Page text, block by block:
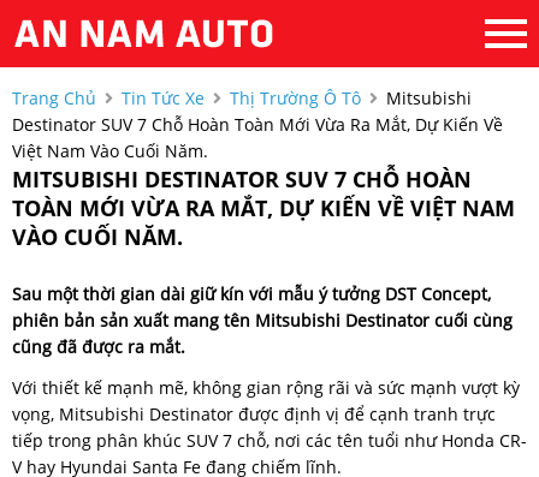
Trang Chủ Tin Tức Xe Thị Trường Ô Tô
Mitsubishi
Destinator SUV 7 Chỗ Hoàn Toàn Mới Vừa Ra Mắt, Dự Kiến Về
Việt Nam Vào Cuối Năm.
MITSUBISHI DESTINATOR SUV 7 CHỖ HOÀN
TOÀN MỚI VỪA RA MẮT, DỰ KIẾN VỀ VIỆT NAM
VÀO CUỐI NĂM.
Sau một thời gian dài giữ kín với mẫu ý tưởng DST Concept,
phiên bản sản xuất mang tên Mitsubishi Destinator cuối cùng
cũng đã được ra mắt.
Với thiết kế mạnh mẽ, không gian rộng rãi và sức mạnh vượt kỳ
vọng, Mitsubishi Destinator được định vị để cạnh tranh trực
tiếp trong phân khúc SUV 7 chỗ, nơi các tên tuổi như Honda CR-
V hay Hyundai Santa Fe đang chiếm lĩnh.